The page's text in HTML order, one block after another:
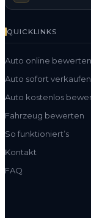
QUICKLINKS
Auto online bewerten
Auto sofort verkaufen
Auto kostenlos
Fahrzeug bewerten
So funktioniert’s
Kontakt
FAQ